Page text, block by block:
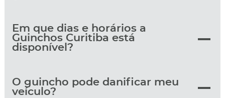
Em que dias e horários a
Guinchos Curitiba está
disponível?
O guincho pode danificar meu
veículo?